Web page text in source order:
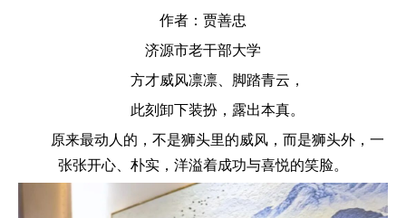
作者：贾善忠
济源市老干部大学
方才威风凛凛、脚踏青云，
此刻卸下装扮，露出本真。
原来最动人的，不是狮头里的威风，而是狮头外，一
张张开心、朴实，洋溢着成功与喜悦的笑脸。